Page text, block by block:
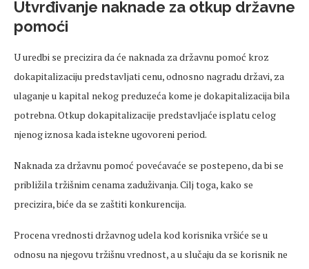
Utvrđivanje naknade za otkup državne
pomoći
U uredbi se precizira da će naknada za državnu pomoć kroz
dokapitalizaciju predstavljati cenu, odnosno nagradu državi, za
ulaganje u kapital nekog preduzeća kome je dokapitalizacija bila
potrebna. Otkup dokapitalizacije predstavljaće isplatu celog
njenog iznosa kada istekne ugovoreni period.
Naknada za državnu pomoć povećavaće se postepeno, da bi se
približila tržišnim cenama zaduživanja. Cilj toga, kako se
precizira, biće da se zaštiti konkurencija.
Procena vrednosti državnog udela kod korisnika vršiće se u
odnosu na njegovu tržišnu vrednost, a u slučaju da se korisnik ne